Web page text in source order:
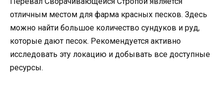
отличным местом для фарма красных песков. Здесь
можно найти большое количество сундуков и руд,
которые дают песок. Рекомендуется активно
исследовать эту локацию и добывать все доступные
ресурсы.